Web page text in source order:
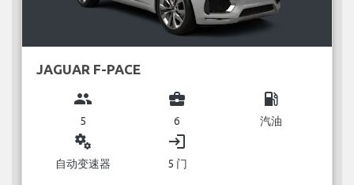
JAGUAR F-PACE
group
5
business_center
6
local_gas_station
汽油
miscellaneous_services
自动变速器
login
5 门